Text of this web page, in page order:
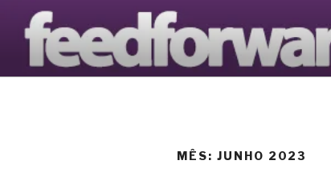
para
conteúdo
O Blogue da Avantools
MÊS: JUNHO 2023